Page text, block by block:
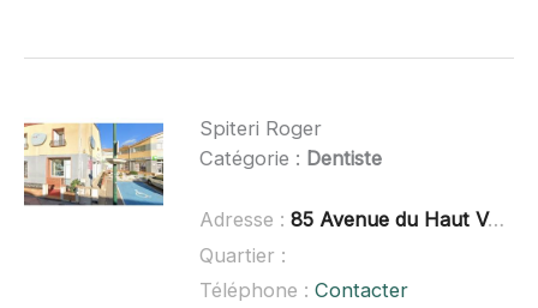
Spiteri Roger
Catégorie : Dentiste
Adresse : 85 Avenue du Haut Vernet, 66430 Bompas
Quartier :
Téléphone : Contacter